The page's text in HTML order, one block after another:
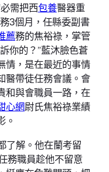
需把西包養醫器重
3個月，任縣委副書
薦務的焦裕祿，掌管
你的？”藍沐臉色蒼
情，是在最近的事情
醫帶徒任務會議。會
和與會職員一路，在
心網尉氏焦裕祿業績
。
了解。他在蘭考留
務職員趁他不留意